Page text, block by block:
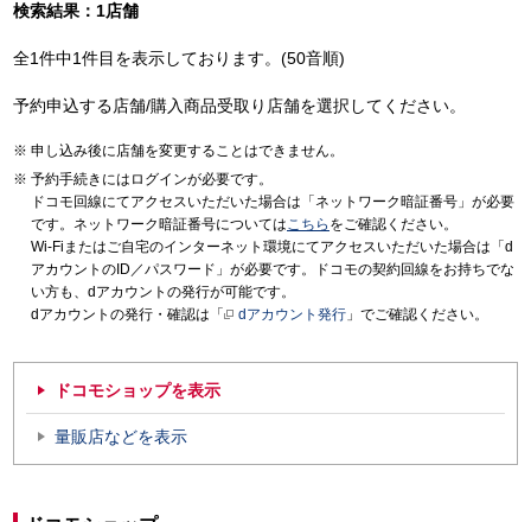
検索結果：1店舗
全1件中1件目を表示しております。(50音順)
予約申込する店舗/購入商品受取り店舗を選択してください。
申し込み後に店舗を変更することはできません。
予約手続きにはログインが必要です。
ドコモ回線にてアクセスいただいた場合は「ネットワーク暗証番号」が必要
です。ネットワーク暗証番号についてはこちら をご確認ください。
Wi-Fiまたはご自宅のインターネット環境にてアクセスいただいた場合は「d
アカウントのID／パスワード」が必要です。ドコモの契約回線をお持ちでな
い方も、dアカウントの発行が可能です。
dアカウントの発行・確認は「
dアカウント発行 」でご確認ください。
ドコモショップを表示
量販店などを表示